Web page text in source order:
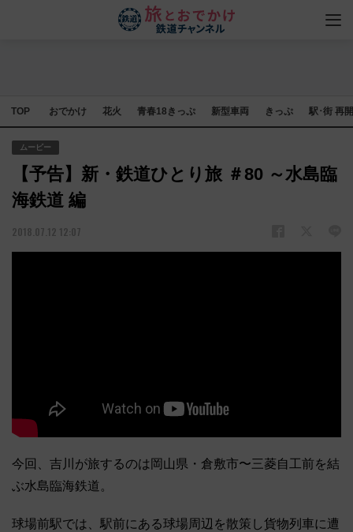
TOP おでかけ 花火 青春18きっぷ 新型車両 きっぷ 駅･街 再
ムービー
【予告】新・鉄道ひとり旅 ＃80 ～水島臨
海鉄道 編
2018.07.12 12:07
今回、吉川が旅するのは岡山県・倉敷市〜三菱自工前を結
ぶ水島臨海鉄道。
球場前駅では、駅前にある球場周辺を散策し貨物列車に遭